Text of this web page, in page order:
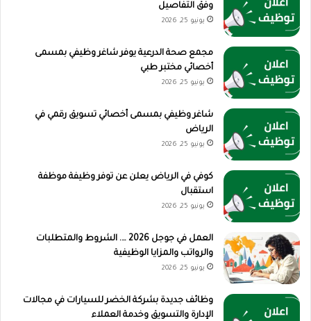
وفق التفاصيل
يونيو 25, 2026
مجمع صحة الدرعية يوفر شاغر وظيفي بمسمى
أخصائي مختبر طبي
يونيو 25, 2026
شاغر وظيفي بمسمى أخصائي تسويق رقمي في
الرياض
يونيو 25, 2026
كوفي في الرياض يعلن عن توفر وظيفة موظفة
استقبال
يونيو 25, 2026
العمل في جوجل 2026 …. الشروط والمتطلبات
والرواتب والمزايا الوظيفية
يونيو 25, 2026
وظائف جديدة بشركة الخضر للسيارات في مجالات
الإدارة والتسويق وخدمة العملاء